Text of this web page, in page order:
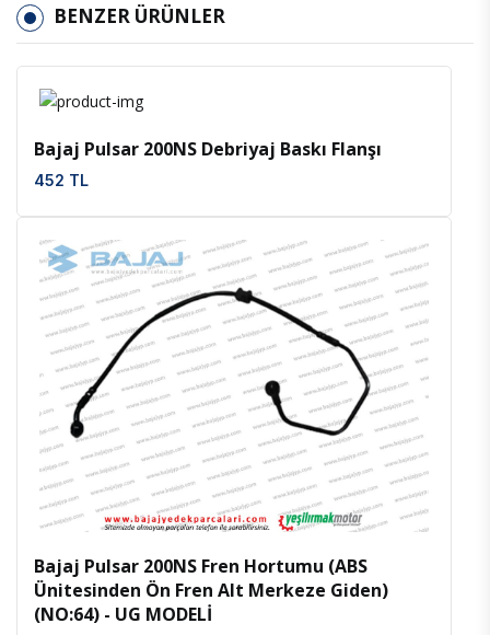
BENZER ÜRÜNLER
Bajaj Pulsar 200NS Debriyaj Baskı Flanşı
452 TL
İncele Favoriler
Bajaj Pulsar 200NS Fren Hortumu (ABS
Ünitesinden Ön Fren Alt Merkeze Giden)
(NO:64) - UG MODELİ